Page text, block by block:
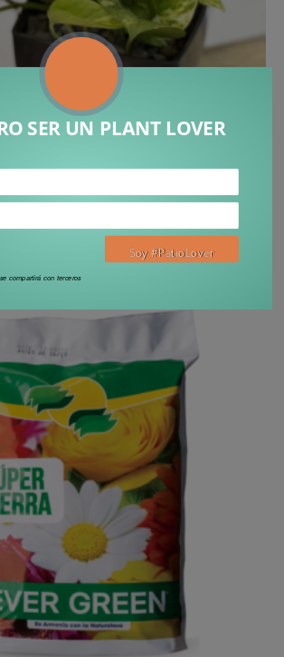
SELECCIONAR OPCIONES
Pothos golden
8,500–₡10,000 IVA incluido
SER UN PLANT LOVER
compartirá con terceros